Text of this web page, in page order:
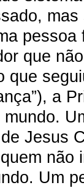
mas
que
que
a
Jesus
não
Um